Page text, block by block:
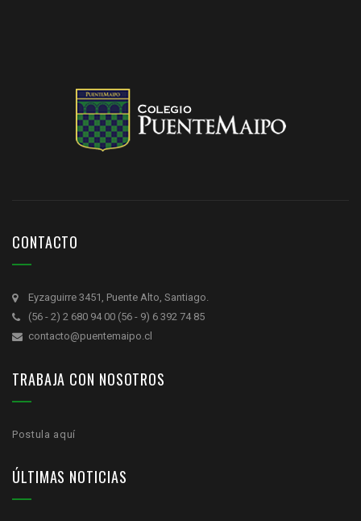
CONTACTO
Eyzaguirre 3451, Puente Alto, Santiago.
(56 - 2) 2 680 94 00 (56 - 9) 6 392 74 85
contacto@puentemaipo.cl
TRABAJA CON NOSOTROS
Postula aquí
ÚLTIMAS NOTICIAS